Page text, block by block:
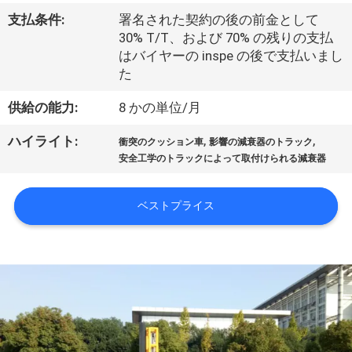
て
場
旅
品
理
支払条件:
署名された契約の後の前金として
30% T/T、および 70% の残りの支払
はバイヤーの inspe の後で支払いまし
た
供給の能力: 8 かの単位/月
ハイライト: 衝突のクッション車,影響の減衰器のトラック,
安全工学のトラックによって取付けられる減衰器
ベストプライス